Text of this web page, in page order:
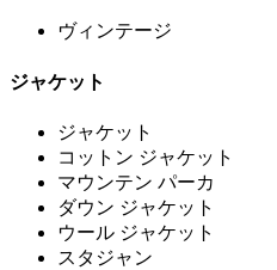
ヴィンテージ
ジャケット
ジャケット
コットン ジャケット
マウンテン パーカ
ダウン ジャケット
ウール ジャケット
スタジャン